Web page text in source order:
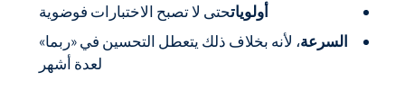
أولوياتحتى لا تصبح الاختبارات فوضوية
السرعة، لأنه بخلاف ذلك يتعطل التحسين في «ربما»
لعدة أشهر